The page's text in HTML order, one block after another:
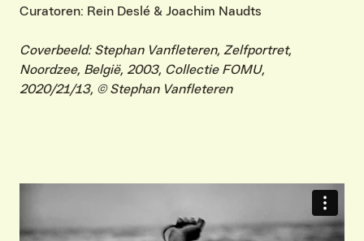
Curatoren: Rein Deslé & Joachim Naudts
Coverbeeld: Stephan Vanfleteren, Zelfportret,
Noordzee, België, 2003, Collectie FOMU,
2020/21/13, © Stephan Vanfleteren